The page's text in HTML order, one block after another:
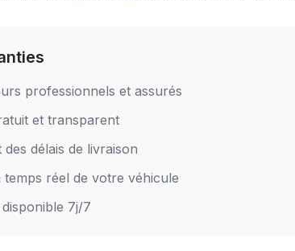
professionnels et assurés
et transparent
des délais de livraison
temps réel de votre véhicule
7j/7